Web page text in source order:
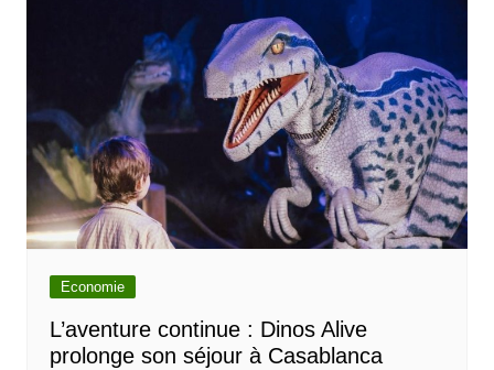
Economie
L’aventure continue : Dinos Alive
prolonge son séjour à Casablanca